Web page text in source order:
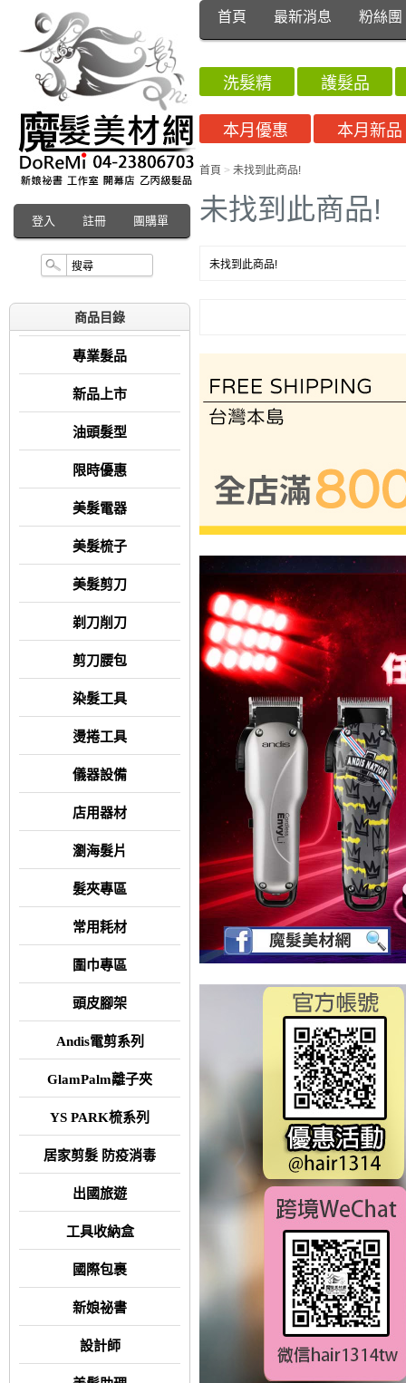
登入 註冊 團購單
首頁 最新消息 粉絲團
商品目錄
專業髮品
新品上市
油頭髮型
限時優惠
美髮電器
美髮梳子
美髮剪刀
剃刀削刀
剪刀腰包
染髮工具
燙捲工具
儀器設備
店用器材
瀏海髮片
髮夾專區
常用耗材
圍巾專區
頭皮腳架
Andis電剪系列
GlamPalm離子夾
YS PARK梳系列
居家剪髮 防疫消毒
出國旅遊
工具收納盒
國際包裹
新娘祕書
設計師
洗髮精
護髮品
本月優惠
本月新品
首頁 > 未找到此商品!
未找到此商品!
未找到此商品!